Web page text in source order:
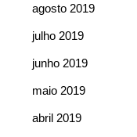
agosto 2019
julho 2019
junho 2019
maio 2019
abril 2019